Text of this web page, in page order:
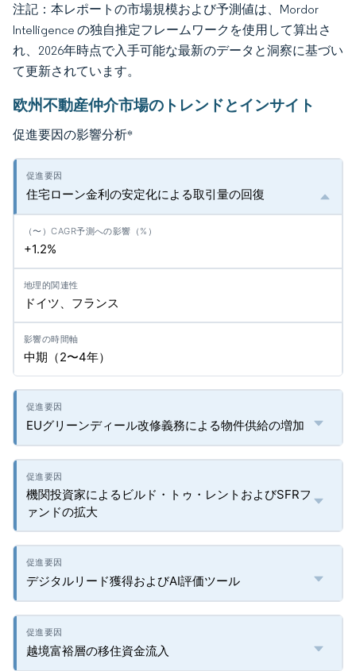
注記：本レポートの市場規模および予測値は、Mordor
Intelligence の独自推定フレームワークを使用して算出さ
れ、2026年時点で入手可能な最新のデータと洞察に基づい
て更新されています。
欧州不動産仲介市場のトレンドとインサイト
促進要因の影響分析*
住宅ローン金利の安定化による取引量の回復
+1.2%
ドイツ、フランス
中期（2〜4年）
EUグリーンディール改修義務による物件供給の増加
機関投資家によるビルド・トゥ・レントおよびSFRフ
ァンドの拡大
デジタルリード獲得およびAI評価ツール
越境富裕層の移住資金流入